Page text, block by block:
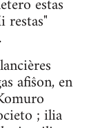
restas"
afiŝon, en
; ilia